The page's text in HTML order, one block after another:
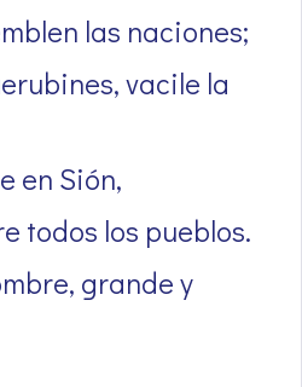
las naciones;
vacile la
en Sión,
todos los pueblos.
grande y